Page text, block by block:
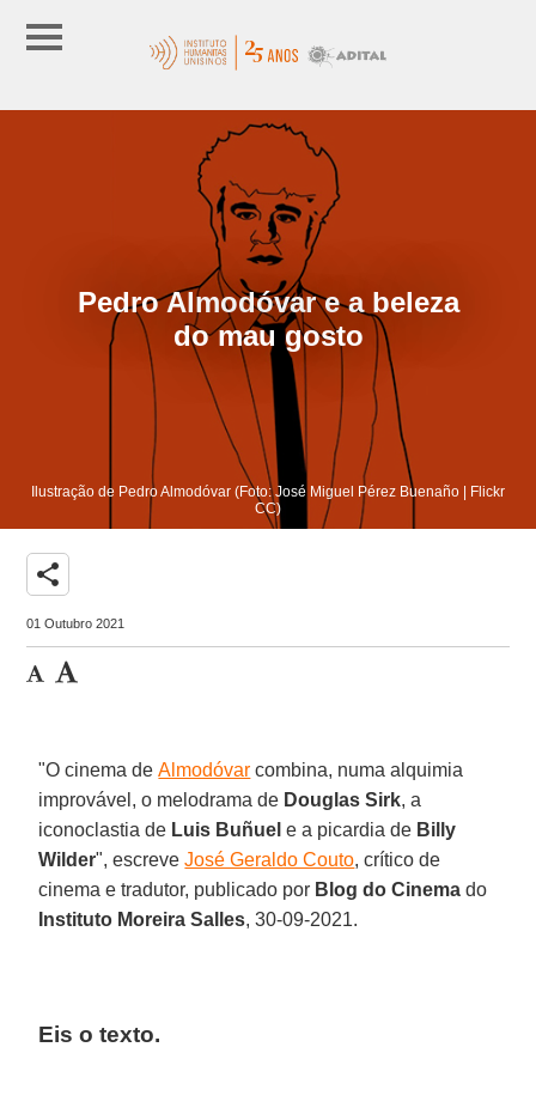
Pedro Almodóvar e a beleza
do mau gosto
Ilustração de Pedro Almodóvar (Foto: José Miguel Pérez Buenaño | Flickr
CC)
share
01 Outubro 2021
"O cinema deAlmodóvar combina, numa alquimia
improvável, o melodrama de Douglas Sirk, a
iconoclastia de Luis Buñuel e a picardia de Billy
Wilder", escreveJosé Geraldo Couto, crítico de
cinema e tradutor, publicado por Blog do Cinema do
Instituto Moreira Salles, 30-09-2021.
Eis o texto.